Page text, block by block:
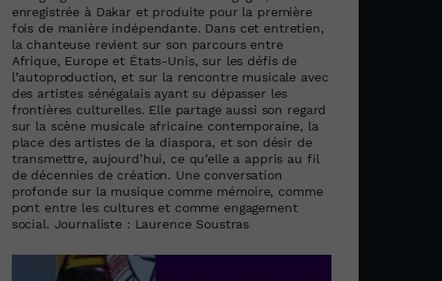
enregistrée à Dakar et produite pour la première
fois de manière indépendante. Dans cet entretien,
la chanteuse revient sur son parcours entre
Afrique, Europe et États-Unis, sur les défis de
l’autoproduction, et sur la rencontre musicale avec
des artistes sénégalais ayant su dépasser les
frontières culturelles. Elle partage aussi son regard
sur la scène musicale africaine contemporaine, la
place des artistes de la diaspora, et son désir de
transmettre, aujourd’hui, ce qu’elle a appris au fil
de décennies de création. Une conversation
profonde sur la musique comme mémoire, comme
pont entre les cultures et comme engagement
social. Journaliste : Laurence Soustras